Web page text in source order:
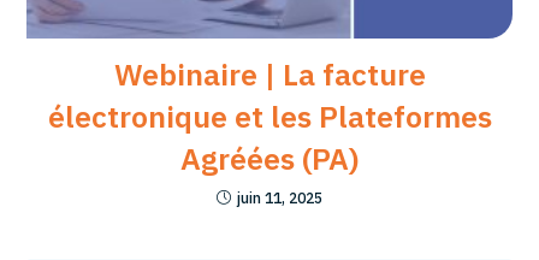
Webinaire | La facture
électronique et les Plateformes
Agréées (PA)
juin 11, 2025